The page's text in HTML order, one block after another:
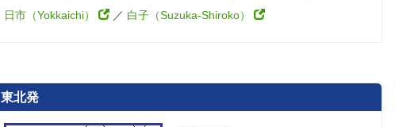
日市（Yokkaichi）
／ 白子（Suzuka-Shiroko）
東北発